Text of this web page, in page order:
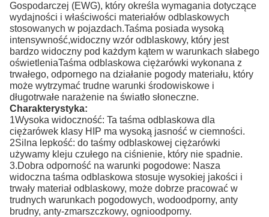
Gospodarczej (EWG), który określa wymagania dotyczące
wydajności i właściwości materiałów odblaskowych
stosowanych w pojazdach.Taśma posiada wysoką
intensywność,widoczny wzór odblaskowy, który jest
bardzo widoczny pod każdym kątem w warunkach słabego
oświetleniaTaśma odblaskowa ciężarówki wykonana z
trwałego, odpornego na działanie pogody materiału, który
może wytrzymać trudne warunki środowiskowe i
długotrwałe narażenie na światło słoneczne.
Charakterystyka:
1Wysoka widoczność: Ta taśma odblaskowa dla
ciężarówek klasy HIP ma wysoką jasność w ciemności.
2Silna lepkość: do taśmy odblaskowej ciężarówki
używamy kleju czułego na ciśnienie, który nie spadnie.
3.Dobra odporność na warunki pogodowe: Nasza
widoczna taśma odblaskowa stosuje wysokiej jakości i
trwały materiał odblaskowy, może dobrze pracować w
trudnych warunkach pogodowych, wodoodporny, anty
brudny, anty-zmarszczkowy, ognioodporny.